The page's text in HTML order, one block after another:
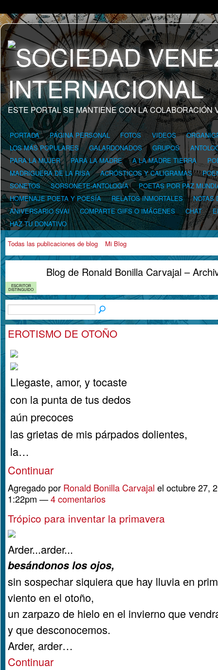
ESTE PORTAL SE MANTIENE CON LA COLABORACIÓN
PORTADA PÁGINA PERSONAL FOTOS VIDEOS
LOS MÁS POPULARES
GALARDONADOS GRUPOS
PARA LA MUJER
PARA LA MADRE A LA MADRE TIERRA
MADRIGUERA DE LA RISA
ACRÓSTICOS Y CALIGRAMAS
SONETOS
SORSONETE-ANTOLOGÍA
POETAS POR PAZ
HOMENAJE POETA Y POESÍA
RELATOS INMORTALES
NOTAS
ANIVERSARIO SVAI
COMPARTE GIFS O IMÁGENES CHAT
HAZ TU DONATIVO
Todas las publicaciones de blog Mi Blog
ESCRITOR
DISTINGUIDO
Blog de Ronald Bonilla Carvajal –
EROTISMO DE OTOÑO
Llegaste, amor, y tocaste
con la punta de tus dedos
aún precoces
las grietas de mis párpados dolientes,
la…
Continuar
Agregado por Ronald Bonilla Carvajal el octubre 27,
1:22pm —4 comentarios
Trópico para inventar la primavera
Arder...arder...
besándonos los ojos,
sin sospechar siquiera que hay lluvia en
viento en el otoño,
un zarpazo de hielo en el invierno que
y que desconocemos.
Arder, arder…
Continuar